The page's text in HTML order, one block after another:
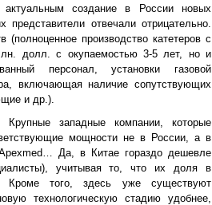
создание в России новых
представители отвечали отрицательно.
производство катетеров с
долл. с окупаемостью 3-5 лет, но и
персонал, установки газовой
включающая наличие сопутствующих
и др.).
западные компании, которые
мощности не в России, а в
Да, в Китае гораздо дешевле
учитывая то, что их доля в
Кроме того, здесь уже существуют
технологическую стадию удобнее,